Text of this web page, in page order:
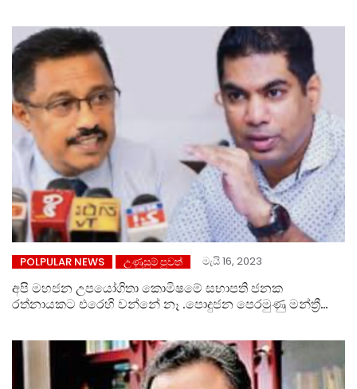
POLPULAR NEWS උණුසුම් පුවත් මැයි 16, 2023
අපි මහජන උපයෝගිතා කොමිෂමේ සභාපති ජනක
රත්නායකට එරෙහි වන්නේ නෑ .පොදුජන පෙරමුණු මන්ත්‍රී